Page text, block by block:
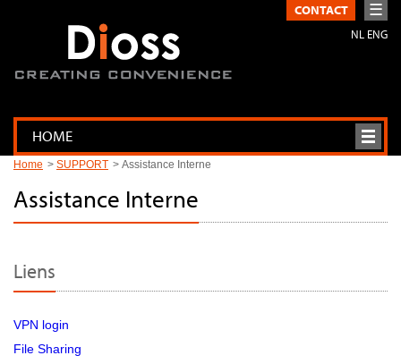
☰
CONTACT
NL ENG
HOME
Home SUPPORT Assistance Interne
Assistance Interne
Liens
VPN login
File Sharing